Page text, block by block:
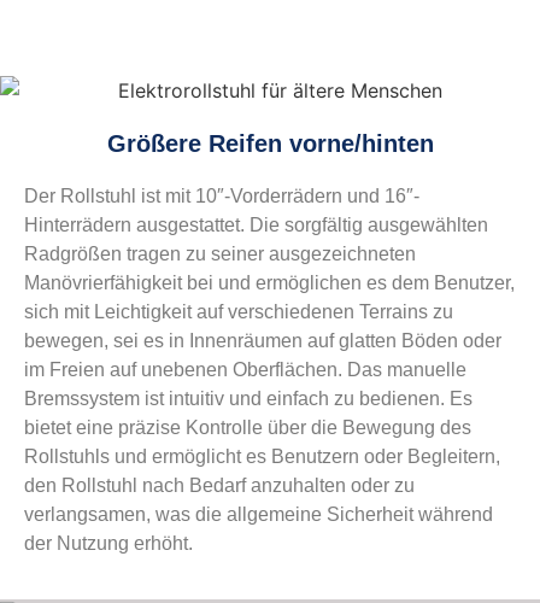
Größere Reifen vorne/hinten
Der Rollstuhl ist mit 10″-Vorderrädern und 16″-
Hinterrädern ausgestattet. Die sorgfältig ausgewählten
Radgrößen tragen zu seiner ausgezeichneten
Manövrierfähigkeit bei und ermöglichen es dem Benutzer,
sich mit Leichtigkeit auf verschiedenen Terrains zu
bewegen, sei es in Innenräumen auf glatten Böden oder
im Freien auf unebenen Oberflächen. Das manuelle
Bremssystem ist intuitiv und einfach zu bedienen. Es
bietet eine präzise Kontrolle über die Bewegung des
Rollstuhls und ermöglicht es Benutzern oder Begleitern,
den Rollstuhl nach Bedarf anzuhalten oder zu
verlangsamen, was die allgemeine Sicherheit während
der Nutzung erhöht.